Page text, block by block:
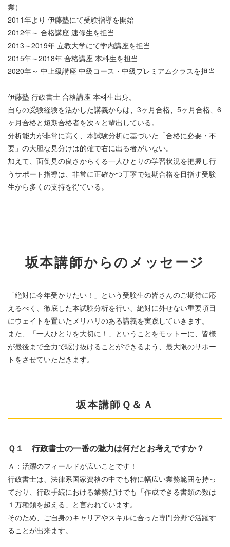
業）
2011年より 伊藤塾にて受験指導を開始
2012年～ 合格講座 速修生を担当
2013～2019年 立教大学にて学内講座を担当
2015年～2018年 合格講座 本科生を担当
2020年～ 中上級講座 中級コース・中級プレミアムクラスを担当
伊藤塾 行政書士 合格講座 本科生出身。
自らの受験経験を活かした講義からは、3ヶ月合格、5ヶ月合格、6
ヶ月合格と短期合格者を次々と輩出している。
分析能力が非常に高く、本試験分析に基づいた「合格に必要・不
要」の大胆な見分けは的確で右に出る者がいない。
加えて、面倒見の良さからくる一人ひとりの学習状況を把握し行
うサポート指導は、非常に正確かつ丁寧で短期合格を目指す受験
生から多くの支持を得ている。
坂本講師からのメッセージ
「絶対に今年受かりたい！」という受験生の皆さんのご期待に応
えるべく、徹底した本試験分析を行い、絶対に外せない重要項目
にウェイトを置いたメリハリのある講義を実践していきます。
また、「一人ひとりを大切に！」ということをモットーに、皆様
が最後まで全力で駆け抜けることができるよう、最大限のサポー
トをさせていただきます。
坂本講師Ｑ＆Ａ
Ｑ１ 行政書士の一番の魅力は何だとお考えですか？
Ａ：活躍のフィールドが広いことです！
行政書士は、法律系国家資格の中でも特に幅広い業務範囲を持っ
ており、行政手続における業務だけでも「作成できる書類の数は
１万種類を超える」と言われています。
そのため、ご自身のキャリアやスキルに合った専門分野で活躍す
ることが出来ます。